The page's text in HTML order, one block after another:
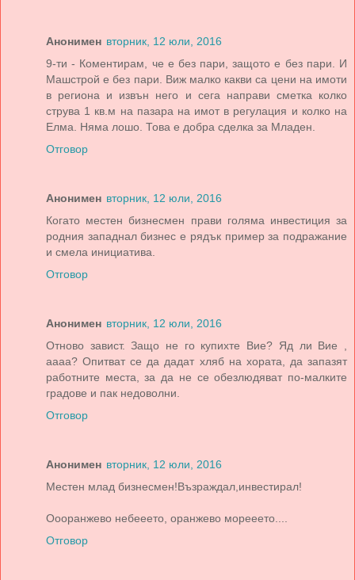
Анонимен вторник, 12 юли, 2016
9-ти - Коментирам, че е без пари, защото е без пари. И
Машстрой е без пари. Виж малко какви са цени на имоти
в региона и извън него и сега направи сметка колко
струва 1 кв.м на пазара на имот в регулация и колко на
Елма. Няма лошо. Това е добра сделка за Младен.
Отговор
Анонимен вторник, 12 юли, 2016
Когато местен бизнесмен прави голяма инвестиция за
родния западнал бизнес е рядък пример за подражание
и смела инициатива.
Отговор
Анонимен вторник, 12 юли, 2016
Отново завист. Защо не го купихте Вие? Яд ли Вие ,
аааа? Опитват се да дадат хляб на хората, да запазят
работните места, за да не се обезлюдяват по-малките
градове и пак недоволни.
Отговор
Анонимен вторник, 12 юли, 2016
Местен млад бизнесмен!Възраждал,инвестирал!
Оооранжево небееето, оранжево морееето....
Отговор